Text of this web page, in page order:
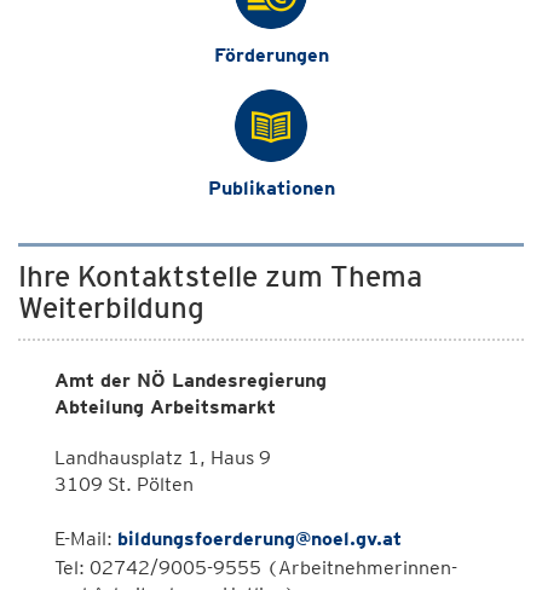
Förderungen
Publikationen
Ihre Kontaktstelle zum Thema
Weiterbildung
Amt der NÖ Landesregierung
Abteilung Arbeitsmarkt
Landhausplatz 1, Haus 9
3109 St. Pölten
E-Mail: bildungsfoerderung@noel.gv.at
Tel: 02742/9005-9555 (Arbeitnehmerinnen-